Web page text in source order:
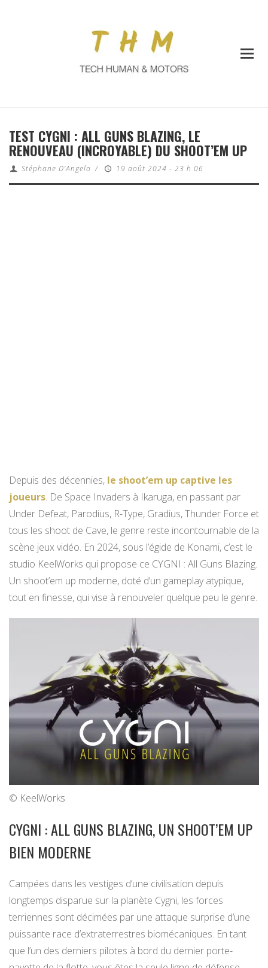
TEST CYGNI : ALL GUNS BLAZING, LE
RENOUVEAU (INCROYABLE) DU SHOOT’EM UP
Stéphane D'Angelo / 19 août 2024 - 23 h 06
Depuis des décennies, le shoot’em up captive les
joueurs. De Space Invaders à Ikaruga, en passant par
Under Defeat, Parodius, R-Type, Gradius, Thunder Force et
tous les shoot de Cave, le genre reste incontournable de la
scène jeux vidéo. En 2024, sous l’égide de Konami, c’est le
studio KeelWorks qui propose ce CYGNI : All Guns Blazing.
Un shoot’em up moderne, doté d’un gameplay atypique,
tout en finesse, qui vise à renouveler quelque peu le genre.
© KeelWorks
CYGNI : ALL GUNS BLAZING, UN SHOOT’EM UP
BIEN MODERNE
Campées dans les vestiges d’une civilisation depuis
longtemps disparue sur la planète Cygni, les forces
terriennes sont décimées par une attaque surprise d’une
puissante race d’extraterrestres biomécaniques. En tant
que l’un des derniers pilotes à bord du dernier porte-